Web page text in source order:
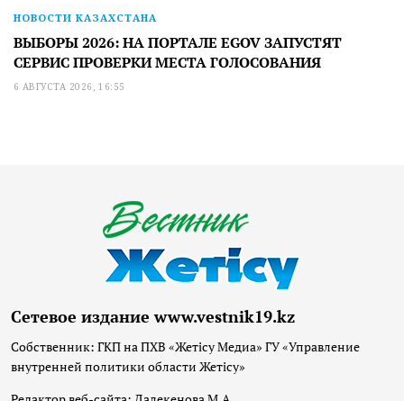
НОВОСТИ КАЗАХСТАНА
ВЫБОРЫ 2026: НА ПОРТАЛЕ EGOV ЗАПУСТЯТ
СЕРВИС ПРОВЕРКИ МЕСТА ГОЛОСОВАНИЯ
6 АВГУСТА 2026, 16:55
Сетевое издание www.vestnik19.kz
Собственник: ГКП на ПХВ «Жетісу Медиа» ГУ «Управление
внутренней политики области Жетісу»